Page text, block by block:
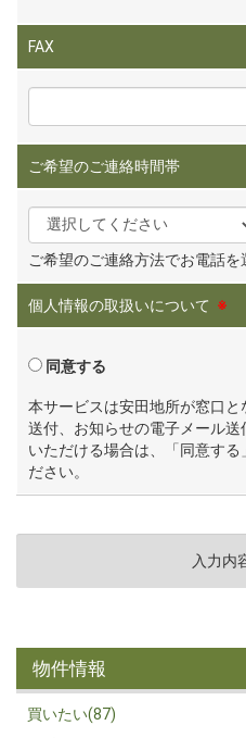
FAX
ご希望のご連絡時間帯
ご希望のご連絡方法でお電話
個人情報の取扱いについて ※
同意する
本サービスは安田地所が窓口
送付、お知らせの電子メール
いただける場合は、「同意す
ださい。
物件情報
買いたい(87)